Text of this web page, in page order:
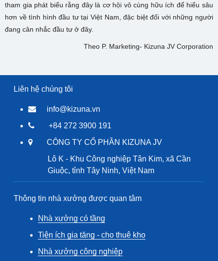
tham gia phát biểu rằng đây là cơ hội vô cùng hữu ích để hiểu sâu
hơn về tình hình đầu tư tại Việt Nam, đặc biệt đối với những người
đang cân nhắc đầu tư ở đây.
Theo P. Marketing- Kizuna JV Corporation
Liên hệ chúng tôi
info@kizuna.vn
+84 272 3900 191
CÔNG TY CỔ PHẦN KIZUNA JV
Lô K - Khu Công nghiệp Tân Kim, xã Cần
Giuộc, tỉnh Tây Ninh, Việt Nam
Thông tin nhà xưởng được quan tâm
Nhà xưởng có tầng
Tiện ích gia tăng - cho thuê kho
Nhà xưởng công nghiệp